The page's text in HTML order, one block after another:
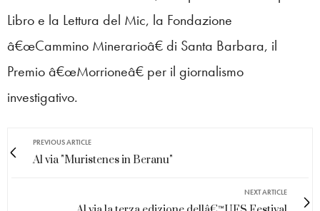
Libro e la Lettura del Mic, la Fondazione
â€œCammino Minerarioâ€ di Santa Barbara, il
Premio â€œMorrioneâ€ per il giornalismo
investigativo.
PREVIOUS ARTICLE
Al via "Muristenes in Beranu"
NEXT ARTICLE